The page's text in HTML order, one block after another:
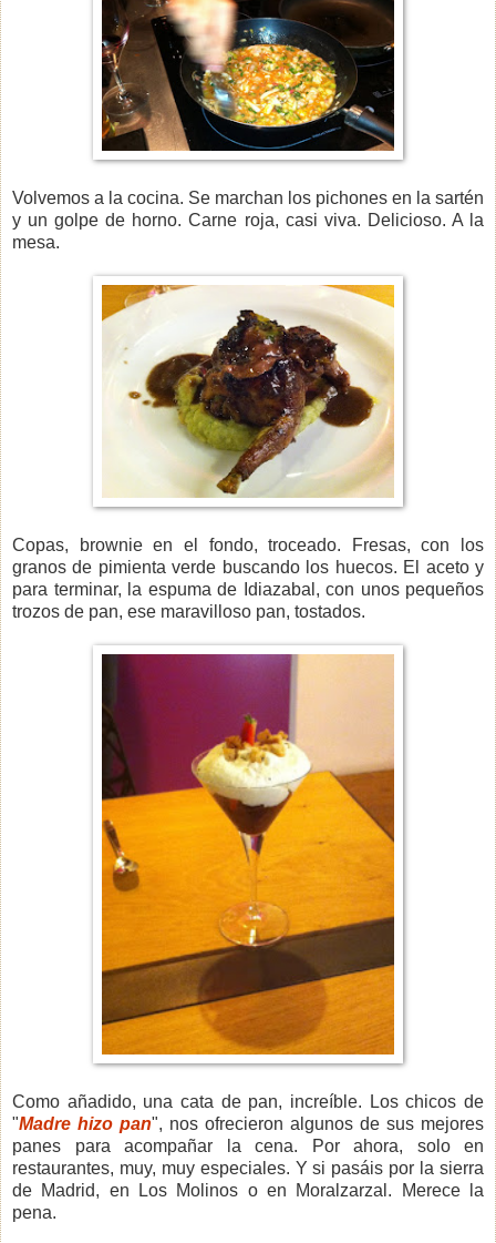
Volvemos a la cocina. Se marchan los pichones en la sartén
y un golpe de horno. Carne roja, casi viva. Delicioso. A la
mesa.
Copas, brownie en el fondo, troceado. Fresas, con los
granos de pimienta verde buscando los huecos. El aceto y
para terminar, la espuma de Idiazabal, con unos pequeños
trozos de pan, ese maravilloso pan, tostados.
Como añadido, una cata de pan, increíble. Los chicos de
"Madre hizo pan", nos ofrecieron algunos de sus mejores
panes para acompañar la cena. Por ahora, solo en
restaurantes, muy, muy especiales. Y si pasáis por la sierra
de Madrid, en Los Molinos o en Moralzarzal. Merece la
pena.